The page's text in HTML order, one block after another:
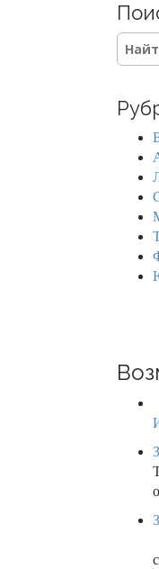
t
s
n
a
o
S
e
c